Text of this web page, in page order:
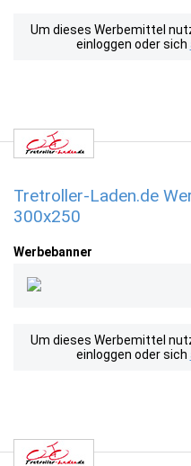
Um dieses Werbemittel
einloggen oder sich
Tretroller-Laden.de
300x250
Werbebanner
Um dieses Werbemittel
einloggen oder sich